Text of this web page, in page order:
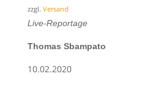
zzgl. Versand
Live-Reportage
Thomas Sbampato
10.02.2020